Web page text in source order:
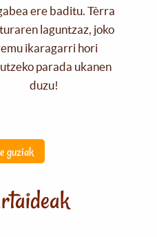
ere baditu. Tèrra
laguntzaz, joko
ikaragarri hori
parada ukanen
duzu!
guziak